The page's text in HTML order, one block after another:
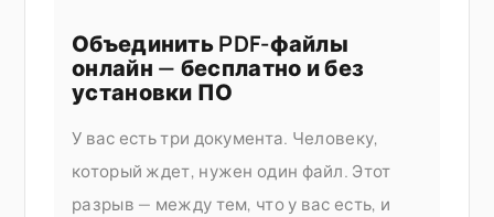
Объединить PDF-файлы
онлайн — бесплатно и без
установки ПО
У вас есть три документа. Человеку,
который ждет, нужен один файл. Этот
разрыв — между тем, что у вас есть, и